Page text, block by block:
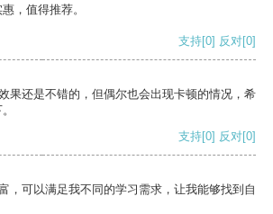
，值得推荐。
支持[0] 反对[0]
果还是不错的，但偶尔也会出现卡顿的情况，希
支持[0] 反对[0]
，可以满足我不同的学习需求，让我能够找到自